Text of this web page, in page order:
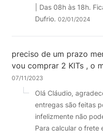
| Das 08h às 18h.
Dufrio. 02/01/2024
preciso de um prazo
vou comprar 2 KITs , o
07/11/2023
Olá Cláudio,
entregas são feitas
infelizmente não
Para calcular o frete